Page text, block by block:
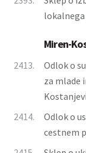
Miren-
2413.
Odlok o
za mlade
2414.
Odlok o
cestnem